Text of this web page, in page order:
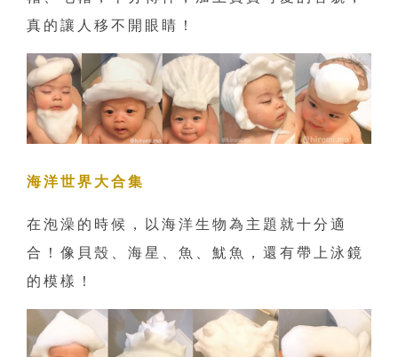
真的讓人移不開眼睛！
海洋世界大合集
在泡澡的時候，以海洋生物為主題就十分適
合！像貝殼、海星、魚、魷魚，還有帶上泳鏡
的模樣！